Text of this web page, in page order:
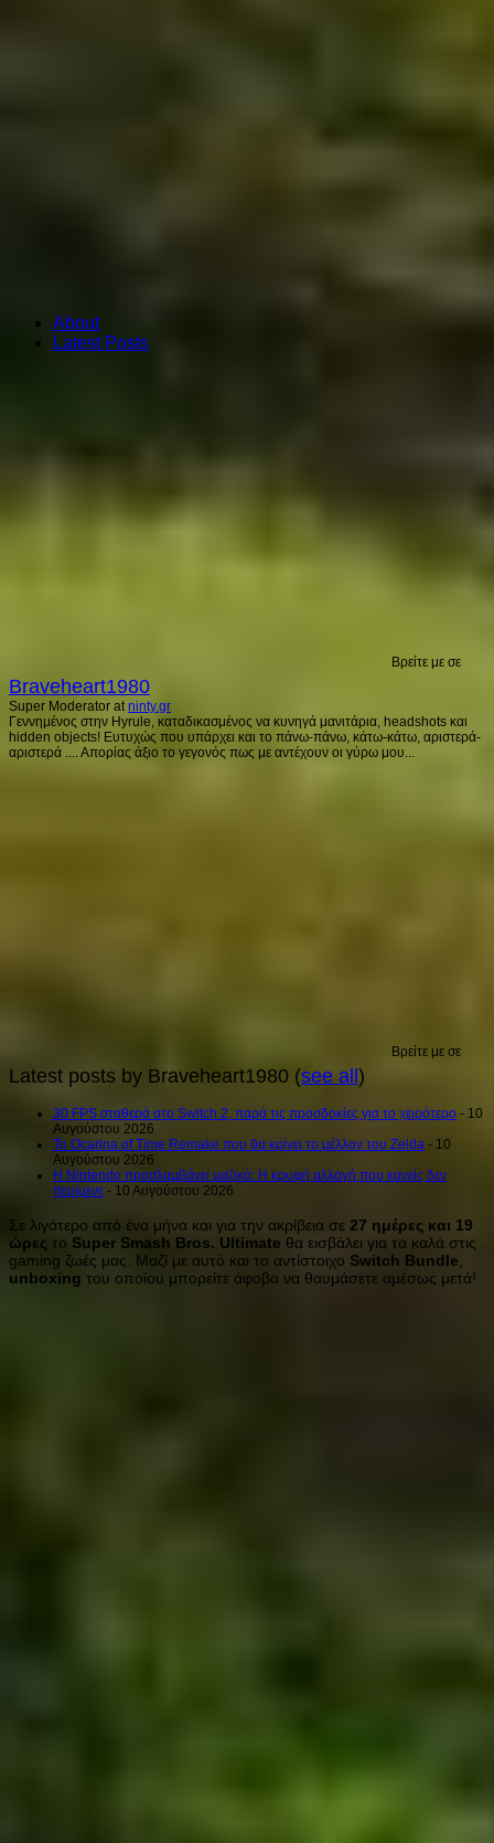
About
Latest Posts
Βρείτε με σε
Braveheart1980
Super Moderator at ninty.gr
Γεννημένος στην Hyrule, καταδικασμένος να κυνηγά μανιτάρια, headshots και
hidden objects! Ευτυχώς που υπάρχει και το πάνω-πάνω, κάτω-κάτω, αριστερά-
αριστερά .... Απορίας άξιο το γεγονός πως με αντέχουν οι γύρω μου...
Βρείτε με σε
Latest posts by Braveheart1980 (see all)
30 FPS σταθερά στο Switch 2, παρά τις προσδοκίες για το χειρότερο - 10
Αυγούστου 2026
Το Ocarina of Time Remake που θα κρίνει το μέλλον του Zelda - 10
Αυγούστου 2026
Η Nintendo προσλαμβάνει μαζικά: Η κρυφή αλλαγή που κανείς δεν
περίμενε - 10 Αυγούστου 2026
Σε λιγότερο από ένα μήνα και για την ακρίβεια σε 27 ημέρες και 19
ώρες το Super Smash Bros. Ultimate θα εισβάλει για τα καλά στις
gaming ζωές μας. Μαζί με αυτό και το αντίστοιχο Switch Bundle
unboxing του οποίου μπορείτε άφοβα να θαυμάσετε αμέσως μετά!